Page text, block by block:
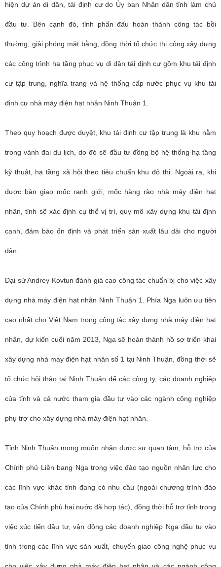
hiện dự án di dân, tái định cư do Ủy ban Nhân dân tỉnh làm chủ
đầu tư. Bên cạnh đó, tỉnh phấn đấu hoàn thành công tác bồi
thường, giải phóng mặt bằng, đồng thời tổ chức thi công xây dựng
các công trình hạ tầng phục vụ di dân tái định cư gồm khu tái định
cư tập trung, nghĩa trang và hệ thống cấp nước phục vụ khu tái
định cư nhà máy điện hạt nhân Ninh Thuận 1.
Theo quy hoạch được duyệt, khu tái định cư tập trung là khu nằm
trong vành đai du lịch, do đó sẽ đầu tư đồng bộ hệ thống hạ tầng
kỹ thuật, hạ tầng xã hội theo tiêu chuẩn khu đô thị. Ngoài ra, khi
được bàn giao mốc ranh giới, mốc hàng rào nhà máy điện hạt
nhân, tỉnh sẽ xác định cụ thể vị trí, quy mô xây dựng khu tái định
canh, đảm bảo ổn định và phát triển sản xuất lâu dài cho người
dân.
Đại sứ Andrey Kovtun đánh giá cao công tác chuẩn bị cho việc xây
dựng nhà máy điện hạt nhân Ninh Thuận 1. Phía Nga luôn ưu tiên
cao nhất cho Việt Nam trong công tác xây dựng nhà máy điện hạt
nhân, dự kiến cuối năm 2013, Nga sẽ hoàn thành hồ sơ triển khai
xây dựng nhà máy điện hạt nhân số 1 tại Ninh Thuận, đồng thời sẽ
tổ chức hội thảo tại Ninh Thuận để các công ty, các doanh nghiệp
của tỉnh và cả nước tham gia đầu tư vào các ngành công nghiệp
phụ trợ cho xây dựng nhà máy điện hạt nhân.
Tỉnh Ninh Thuận mong muốn nhận được sự quan tâm, hỗ trợ của
Chính phủ Liên bang Nga trong việc đào tạo nguồn nhân lực cho
các lĩnh vực khác tỉnh đang có nhu cầu (ngoài chương trình đào
tạo của Chính phủ hai nước đã hợp tác), đồng thời hỗ trợ tỉnh trong
việc xúc tiến đầu tư, vận động các doanh nghiệp Nga đầu tư vào
tỉnh trong các lĩnh vực sản xuất, chuyển giao công nghệ phục vụ